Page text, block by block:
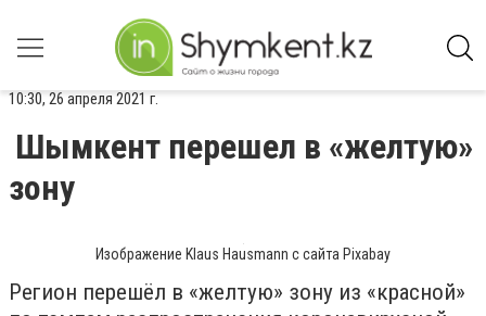
10:30, 26 апреля 2021 г.
Шымкент перешел в «желтую»
зону
Изображение Klaus Hausmann с сайта Pixabay
Регион перешёл в «желтую» зону из «красной»